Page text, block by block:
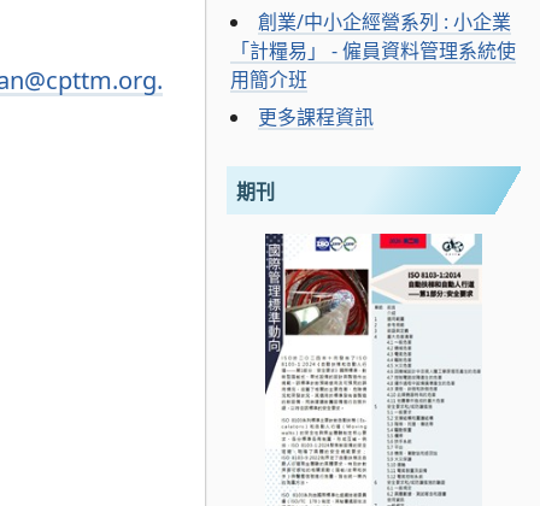
創業/中小企經營系列 : 小企業
「計糧易」 - 僱員資料管理系統使
用簡介班
更多課程資訊
期刊